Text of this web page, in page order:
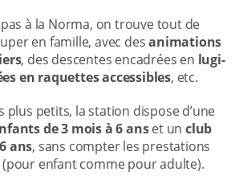
pas à la Norma, on trouve tout de
en famille, avec desanimations
, des descentes encadrées en lugi-
en raquettes accessibles, etc.
plus petits, la station dispose d’une
de 3 mois à 6 anset unclub
ans, sans compter les prestations
(pour enfant comme pour adulte).